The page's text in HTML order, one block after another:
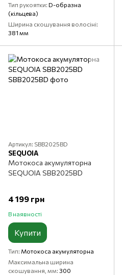
Тип рукоятки D-образна
(кільцева)
Ширина скошування волосіні
381 мм
Артикул: SBB2025BD
SEQUOIA
Мотокоса акумуляторна
SEQUOIA SBB2025BD
4 199 грн
В наявності
Купити
Тип Мотокоса акумуляторна
Максимальна ширина
скошування, мм 300